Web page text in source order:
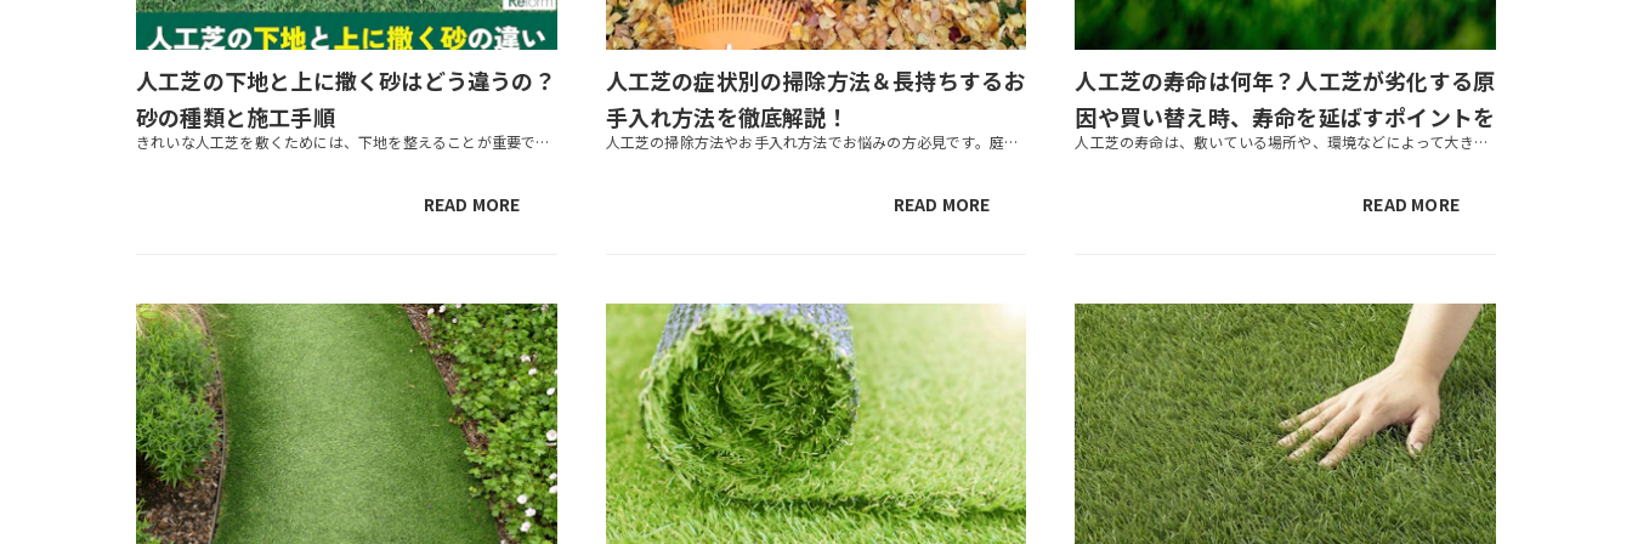
人工芝の下地と上に撒く砂はどう違うの？
砂の種類と施工手順
きれいな人工芝を敷くためには、下地を整えることが重要です。人工芝の下に敷くものは、砂以外にも土やコンクリートなどがあります。今回は、需要が多い砂を下に敷く場合の人工芝について解説します。下地に使われる砂の種類から施工手順...
READ MORE
人工芝の症状別の掃除方法＆長持ちするお
手入れ方法を徹底解説！
人工芝の掃除方法やお手入れ方法でお悩みの方必見です。庭の雑草対策や子どもを安心して遊ばせたいなど、人工芝を敷く理由はさまざまです。人工芝は手がかからないといっても、掃除やお手入れをすることで長持ちさせることができます。こ...
READ MORE
人工芝の寿命は何年？人工芝が劣化する原
因や買い替え時、寿命を延ばすポイントを
ご紹介
人工芝の寿命は、敷いている場所や、環境などによって大きく異なります。掃除を全くしない、物を置きっぱなしにしているなど、寿命を縮めてしまう要因はたくさんあります。しかし、いくつかのポイントを押さえることで人工芝を長持ちさせ...
READ MORE